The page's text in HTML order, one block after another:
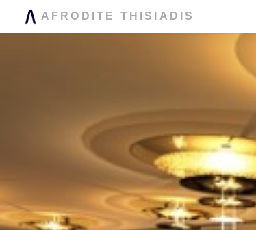
AFRODITE THISIADIS